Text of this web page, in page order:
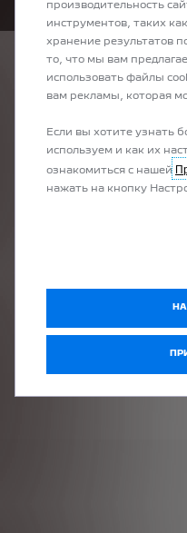
ЛЕТ
Для твоего спокойствия на
Преимущества:
До8 лет / 160 000 км
производительность
инструментов, таких
хранение результатов
то, что мы вам
использовать файлы
вам рекламы, которая
Если вы хотите узнать
используем и как их
ознакомиться с нашей
нажать на кнопку